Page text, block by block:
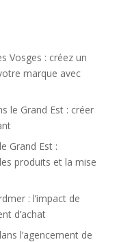
Vosges : créez un
marque avec
le Grand Est : créer
Grand Est :
produits et la mise
: l’impact de
d’achat
l’agencement de